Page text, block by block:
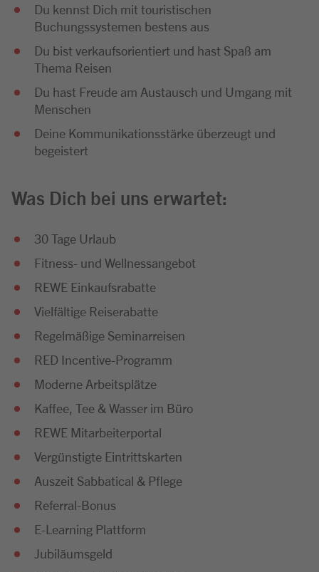
Du kennst Dich mit touristischen
Buchungssystemen bestens aus
Du bist verkaufsorientiert und hast Spaß am
Thema Reisen
Du hast Freude am Austausch und Umgang mit
Menschen
Deine Kommunikationsstärke überzeugt und
begeistert
Was Dich bei uns erwartet:
30 Tage Urlaub
Fitness- und Wellnessangebot
REWE Einkaufsrabatte
Vielfältige Reiserabatte
Regelmäßige Seminarreisen
RED Incentive-Programm
Moderne Arbeitsplätze
Kaffee, Tee & Wasser im Büro
REWE Mitarbeiterportal
Vergünstigte Eintrittskarten
Auszeit Sabbatical & Pflege
Referral-Bonus
E-Learning Plattform
Jubiläumsgeld